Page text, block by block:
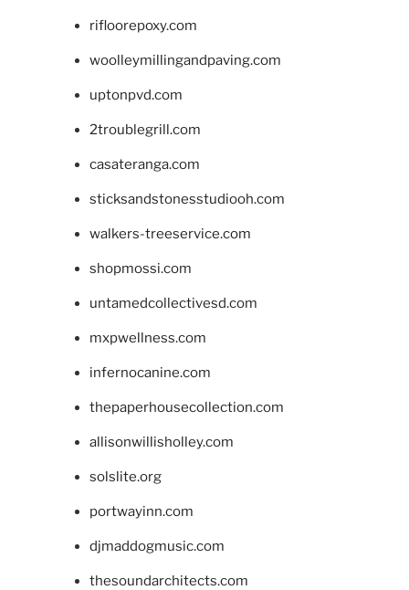
rifloorepoxy.com
woolleymillingandpaving.com
uptonpvd.com
2troublegrill.com
casateranga.com
sticksandstonesstudiooh.com
walkers-treeservice.com
shopmossi.com
untamedcollectivesd.com
mxpwellness.com
infernocanine.com
thepaperhousecollection.com
allisonwillisholley.com
solslite.org
portwayinn.com
djmaddogmusic.com
thesoundarchitects.com